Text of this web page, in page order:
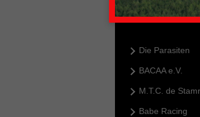
Die Parasiten
BACAA e.V.
M.T.C. de
Babe Racing